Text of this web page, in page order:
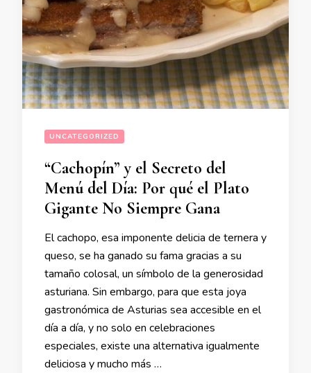
UNCATEGORIZED
“Cachopín” y el Secreto del
Menú del Día: Por qué el Plato
Gigante No Siempre Gana
El cachopo, esa imponente delicia de ternera y
queso, se ha ganado su fama gracias a su
tamaño colosal, un símbolo de la generosidad
asturiana. Sin embargo, para que esta joya
gastronómica de Asturias sea accesible en el
día a día, y no solo en celebraciones
especiales, existe una alternativa igualmente
deliciosa y mucho más …